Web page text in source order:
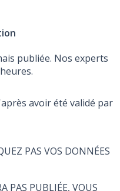
publiée. Nos experts
avoir été validé par
PAS VOS DONNÉES
PAS PUBLIÉE, VOUS